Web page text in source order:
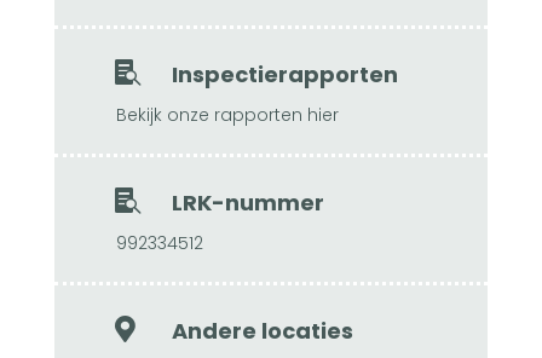
 Inspectierapporten
Bekijk onze rapporten hier
 LRK-nummer
992334512
 Andere locaties